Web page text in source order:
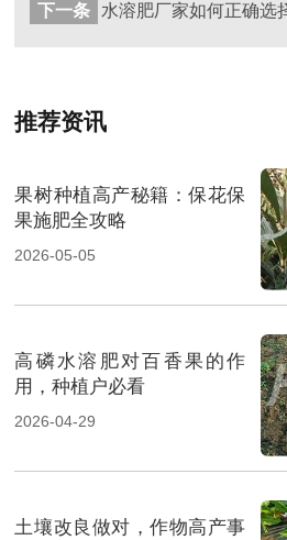
下一条
推荐资讯
果树种植高产秘籍：保花保
果施肥全攻略
2026-05-05
高磷水溶肥对百香果的作
用，种植户必看
2026-04-29
土壤改良做对，作物高产事